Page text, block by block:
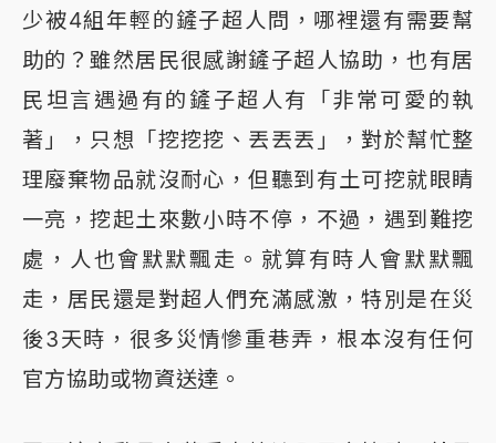
少被4組年輕的鏟子超人問，哪裡還有需要幫
助的？雖然居民很感謝鏟子超人協助，也有居
民坦言遇過有的鏟子超人有「非常可愛的執
著」，只想「挖挖挖、丟丟丟」，對於幫忙整
理廢棄物品就沒耐心，但聽到有土可挖就眼睛
一亮，挖起土來數小時不停，不過，遇到難挖
處，人也會默默飄走。就算有時人會默默飄
走，居民還是對超人們充滿感激，特別是在災
後3天時，很多災情慘重巷弄，根本沒有任何
官方協助或物資送達。